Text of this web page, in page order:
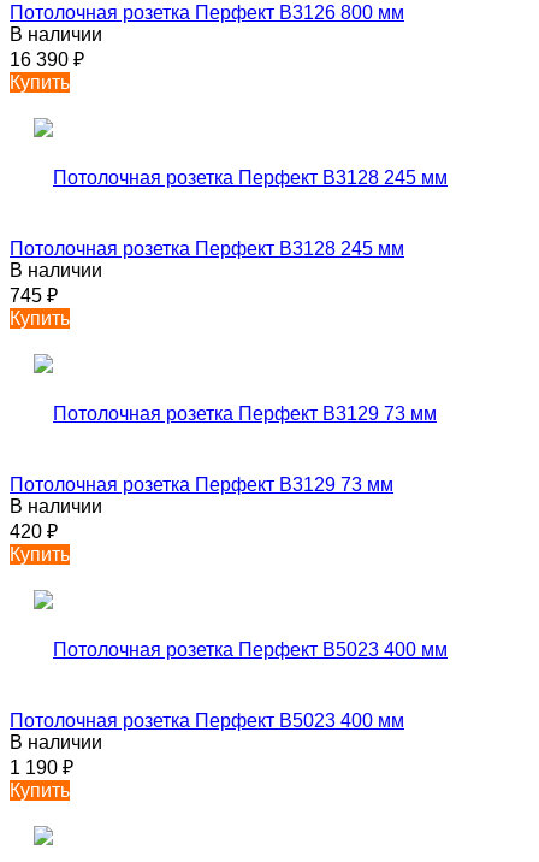
Потолочная розетка Перфект B3126 800 мм
В наличии
16 390 ₽
Купить
Потолочная розетка Перфект B3128 245 мм
В наличии
745 ₽
Купить
Потолочная розетка Перфект B3129 73 мм
В наличии
420 ₽
Купить
Потолочная розетка Перфект B5023 400 мм
В наличии
1 190 ₽
Купить